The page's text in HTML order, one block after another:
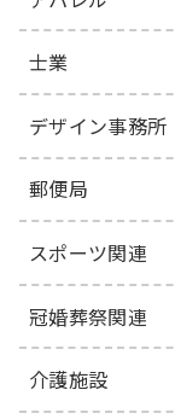
士業
デザイン事務所
郵便局
スポーツ関連
冠婚葬祭関連
介護施設